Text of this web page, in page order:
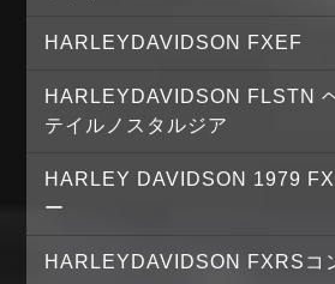
HARLEYDAVIDSON FXEF
HARLEYDAVIDSON FLSTN
テイルノスタルジア
HARLEY DAVIDSON 1979
ー
HARLEYDAVIDSON FXRSコ